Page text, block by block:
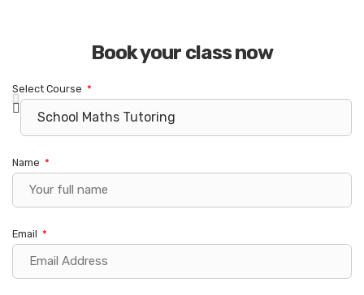
Book your class now
Select Course
Name
Email